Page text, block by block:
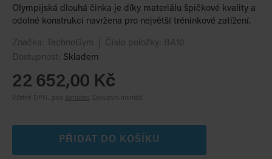
Olympijská dlouhá činka je díky materiálu špičkové kvality a
odolné konstrukci navržena pro největší tréninkové zatížení.
Značka: TechnoGym Číslo položky:
BA10
Dostupnost: Skladem
22 652,00 Kč
Včetně DPH., plus doručení Exkluzivní montáž.
PŘIDAT DO KOŠÍKU